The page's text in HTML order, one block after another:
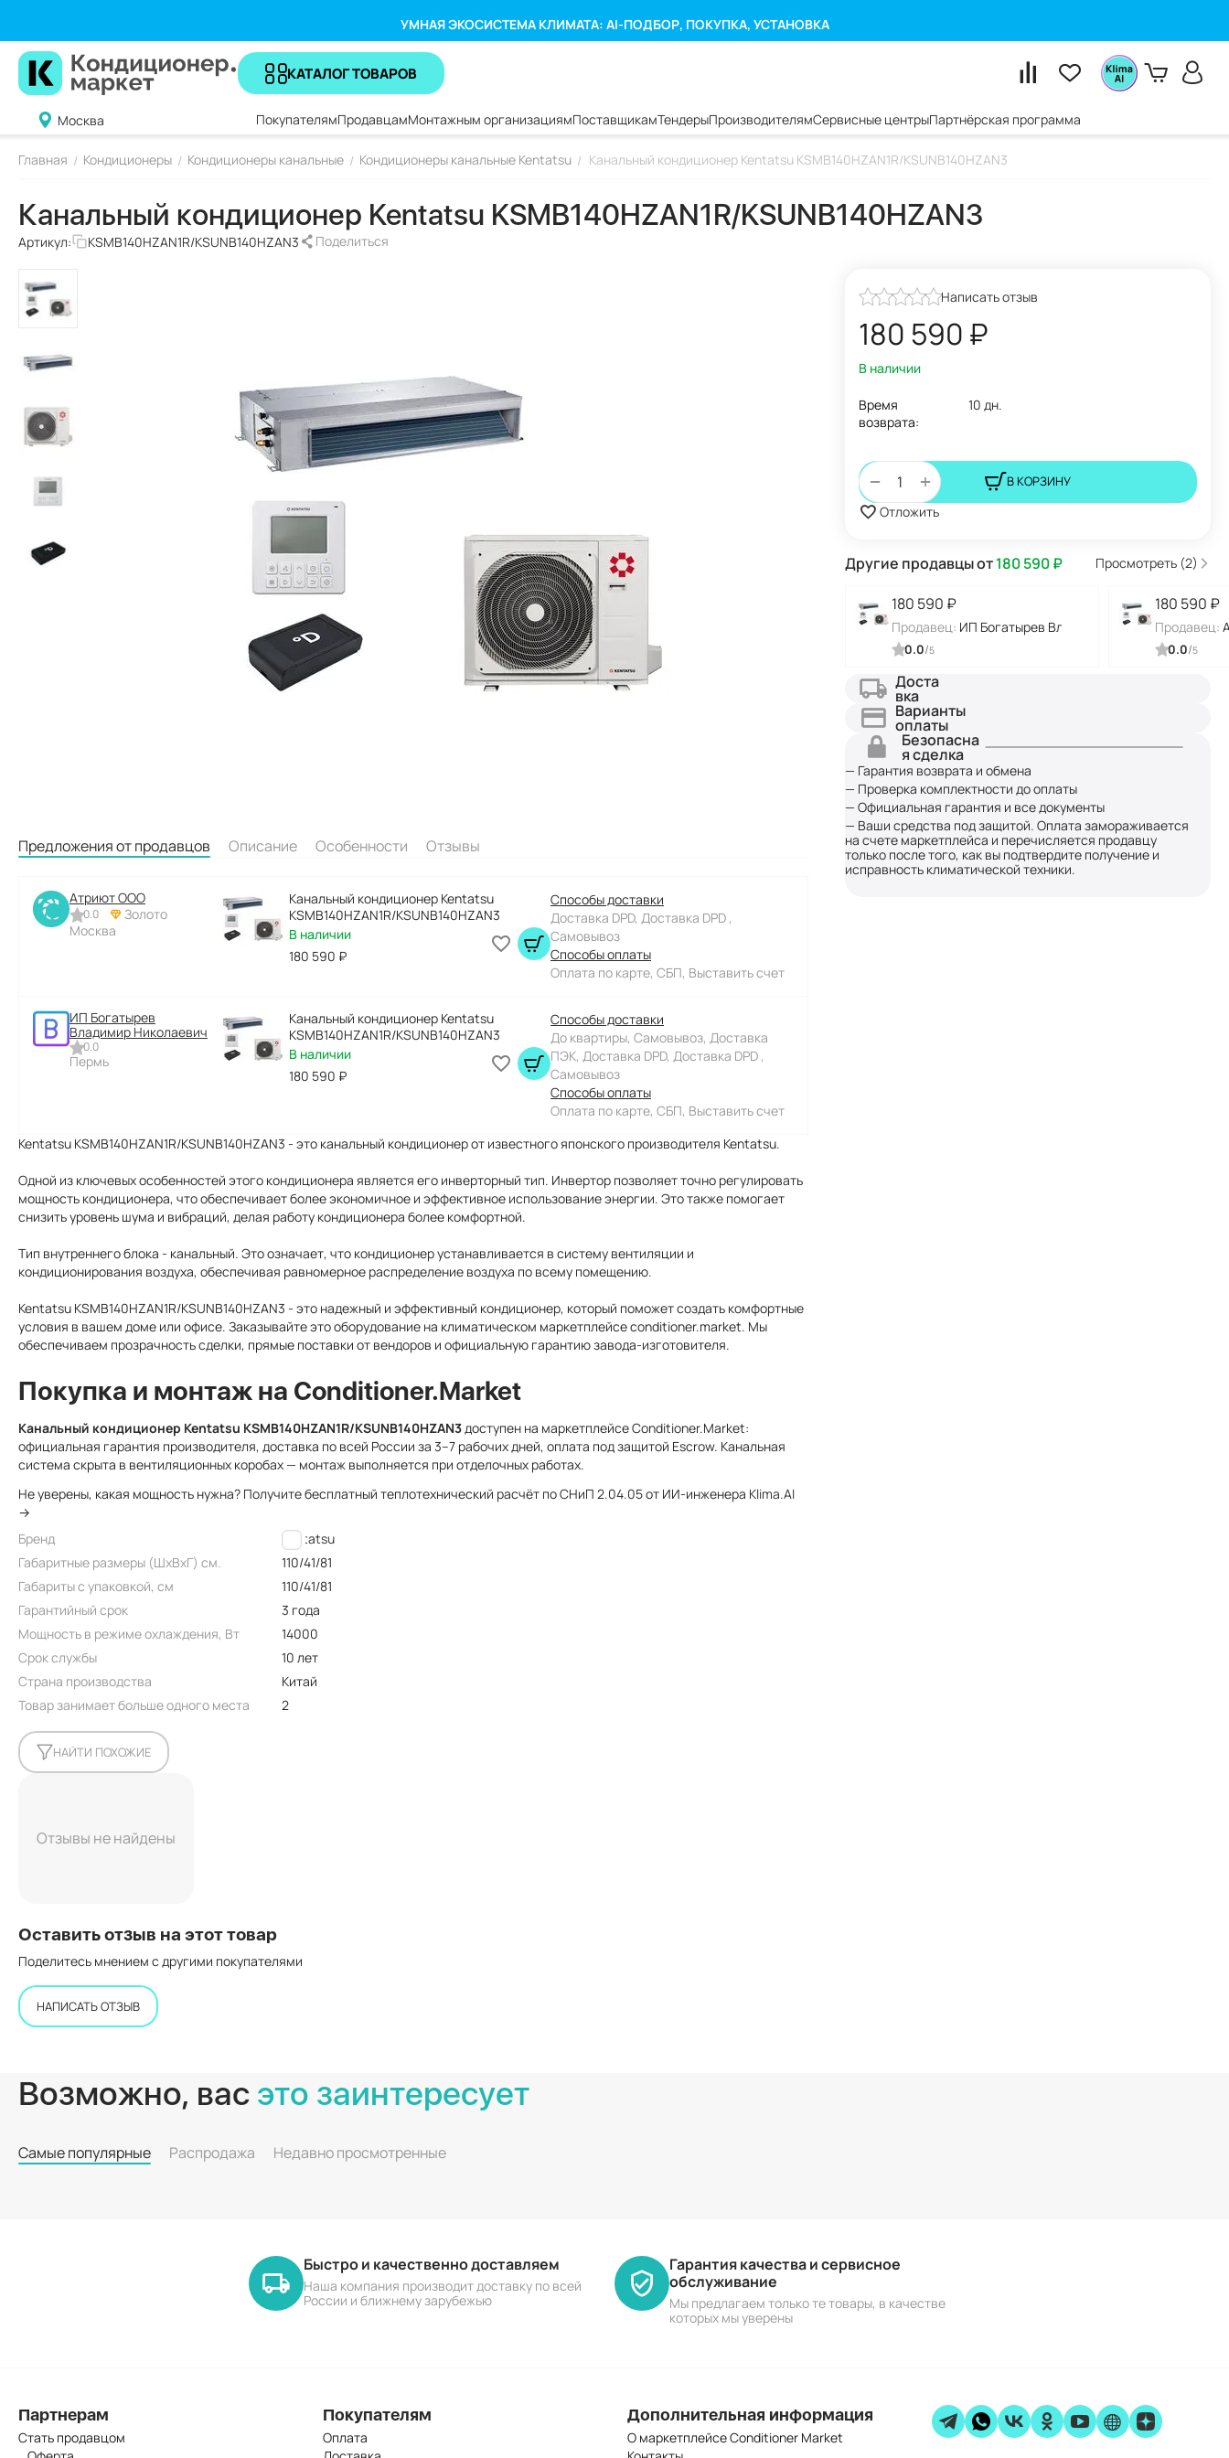
УМНАЯ ЭКОСИСТЕМА КЛИМАТА: AI-ПОДБОР, ПОКУПКА, УСТАНОВКА
КАТАЛОГ ТОВАРОВ
Москва ПокупателямПродавцамМонтажным организациямПоставщикамТендерыПроизводителямСервисные центрыПартнёрская программа
Главная / Кондиционеры / Кондиционеры канальные / Кондиционеры канальные Kentatsu / Канальный кондиционер Kentatsu KSMB140HZAN1R/KSUNB140HZAN3
Канальный кондиционер Kentatsu KSMB140HZAN1R/KSUNB140HZAN3
Артикул: KSMB140HZAN1R/KSUNB140HZAN3 Поделиться
Написать отзыв
180 590 ₽
В наличии
Время
возврата:
10 дн.
+
− В КОРЗИНУ
Отложить
Другие продавцы от180 590₽ Просмотреть (2)
180 590 ₽
Продавец: ИП Богатырев Владимир Николаевич
0.0/5
180 590 ₽
Продавец:
0.0/5
Доста
вка
Варианты
оплаты
Безопасна
я сделка
— Гарантия возврата и обмена
— Проверка комплектности до оплаты
— Официальная гарантия и все документы
— Ваши средства под защитой. Оплата замораживается
на счете маркетплейса и перечисляется продавцу
только после того, как вы подтвердите получение и
исправность климатической техники.
Предложения от продавцов Описание Особенности Отзывы
Атриют ООО
0.0
Золото
Москва
Канальный кондиционер Kentatsu
KSMB140HZAN1R/KSUNB140HZAN3
В наличии
180 590 ₽
Способы доставки
Доставка DPD, Доставка DPD ,
Самовывоз
Способы оплаты
Оплата по карте, СБП, Выставить счет
ИП Богатырев
Владимир Николаевич
0.0
Пермь
Канальный кондиционер Kentatsu
KSMB140HZAN1R/KSUNB140HZAN3
В наличии
180 590 ₽
Способы доставки
До квартиры, Самовывоз, Доставка
ПЭК, Доставка DPD, Доставка DPD ,
Самовывоз
Способы оплаты
Оплата по карте, СБП, Выставить счет
Kentatsu KSMB140HZAN1R/KSUNB140HZAN3 - это канальный кондиционер от известного японского производителя Kentatsu.
Одной из ключевых особенностей этого кондиционера является его инверторный тип. Инвертор позволяет точно регулировать
мощность кондиционера, что обеспечивает более экономичное и эффективное использование энергии. Это также помогает
снизить уровень шума и вибраций, делая работу кондиционера более комфортной.
Тип внутреннего блока - канальный. Это означает, что кондиционер устанавливается в систему вентиляции и
кондиционирования воздуха, обеспечивая равномерное распределение воздуха по всему помещению.
Kentatsu KSMB140HZAN1R/KSUNB140HZAN3 - это надежный и эффективный кондиционер, который поможет создать комфортные
условия в вашем доме или офисе. Заказывайте это оборудование на климатическом маркетплейсе conditioner.market. Мы
обеспечиваем прозрачность сделки, прямые поставки от вендоров и официальную гарантию завода-изготовителя.
Покупка и монтаж на Conditioner.Market
Канальный кондиционер Kentatsu KSMB140HZAN1R/KSUNB140HZAN3доступен на маркетплейсе Conditioner.Market:
официальная гарантия производителя, доставка по всей России за 3–7 рабочих дней, оплата под защитой Escrow. Канальная
система скрыта в вентиляционных коробах — монтаж выполняется при отделочных работах.
Не уверены, какая мощность нужна? Получите бесплатный теплотехнический расчёт по СНиП 2.04.05 от ИИ-инженера Klima.AI
→
Бренд
Kentatsu
Габаритные размеры (ШxВxГ) см.
110/41/81
Габариты с упаковкой, см
110/41/81
Гарантийный срок
3 года
Мощность в режиме охлаждения, Вт
14000
Срок службы
10 лет
Страна производства
Китай
Товар занимает больше одного места
2
НАЙТИ ПОХОЖИЕ
Отзывы не найдены
Оставить отзыв на этот товар
Поделитесь мнением с другими покупателями
НАПИСАТЬ ОТЗЫВ
Возможно, вас это заинтересует
Самые популярные Распродажа Недавно просмотренные
Быстро и качественно доставляем
Наша компания производит доставку по всей
России и ближнему зарубежью
Гарантия качества и сервисное
обслуживание
Мы предлагаем только те товары, в качестве
которых мы уверены
Партнерам
Стать продавцом
Покупателям
Оплата
Дополнительная информация
О маркетплейсе Conditioner Market